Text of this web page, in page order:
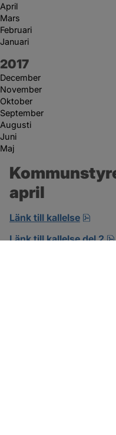
April
Mars
Februari
Januari
År:
2017
December
November
Oktober
September
Augusti
Juni
Maj
april
Länk till kallelse
Länk till kallelse del 2